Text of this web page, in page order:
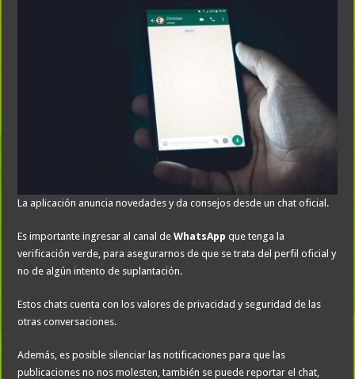
La aplicación anuncia novedades y da consejos desde un chat oficial.
Es importante ingresar al canal deWhatsApp que tenga la
verificación verde, para asegurarnos de que se trata del perfil oficial y
no de algún intento de suplantación.
Estos chats cuenta con los valores de privacidad y seguridad de las
otras conversaciones.
Además, es posible silenciar las notificaciones para que las
publicaciones no nos molesten, también se puede reportar el chat,